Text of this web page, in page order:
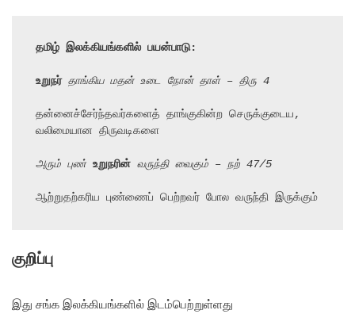
தமிழ் இலக்கியங்களில் பயன்பாடு:
உறுநர் தாங்கிய மதன் உடை நோன் தாள் – திரு 4
தன்னைச்சேர்ந்தவர்களைத் தாங்குகின்ற செருக்குடைய,
வலிமையான திருவடிகளை
அரும் புண் உறுநரின் வருந்தி வைகும் – நற் 47/5
ஆற்றுதற்கரிய புண்ணைப் பெற்றவர் போல வருந்தி இருக்கும்
குறிப்பு
இது சங்க இலக்கியங்களில் இடம்பெற்றுள்ளது